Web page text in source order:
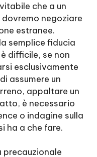
che a un
negoziare
estranee.
semplice fiducia
difficile, se non
esclusivamente
assumere un
appaltare un
è necessario
o indagine sulla
ha a che fare.
precauzionale